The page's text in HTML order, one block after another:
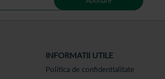
INFORMATII UTILE
Politica de confidentialitate